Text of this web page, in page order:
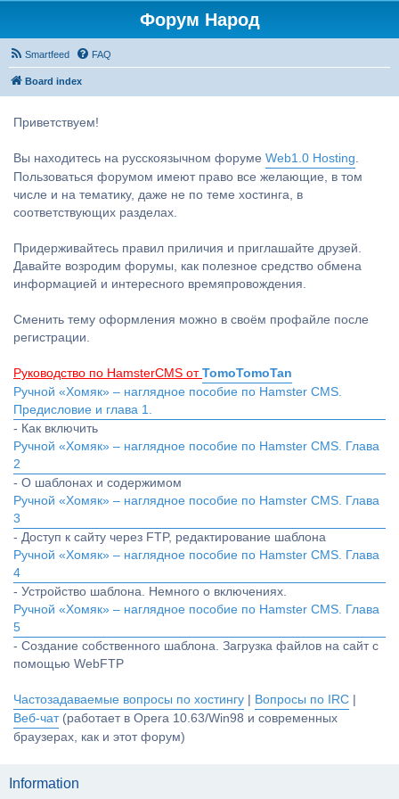
Форум Народ
Smartfeed FAQ
Board index
Приветствуем!
Вы находитесь на русскоязычном форуме Web1.0 Hosting.
Пользоваться форумом имеют право все желающие, в том
числе и на тематику, даже не по теме хостинга, в
соответствующих разделах.
Придерживайтесь правил приличия и приглашайте друзей.
Давайте возродим форумы, как полезное средство обмена
информацией и интересного времяпровождения.
Сменить тему оформления можно в своём профайле после
регистрации.
Руководство по HamsterCMS от TomoTomoTan
Ручной «Хомяк» – наглядное пособие по Hamster CMS.
Предисловие и глава 1.
- Как включить
Ручной «Хомяк» – наглядное пособие по Hamster CMS. Глава
2
- О шаблонах и содержимом
Ручной «Хомяк» – наглядное пособие по Hamster CMS. Глава
3
- Доступ к сайту через FTP, редактирование шаблона
Ручной «Хомяк» – наглядное пособие по Hamster CMS. Глава
4
- Устройство шаблона. Немного о включениях.
Ручной «Хомяк» – наглядное пособие по Hamster CMS. Глава
5
- Создание собственного шаблона. Загрузка файлов на сайт с
помощью WebFTP
Частозадаваемые вопросы по хостингу Вопросы по IRC
Веб-чат(работает в Opera 10.63/Win98 и современных
браузерах, как и этот форум)
Information